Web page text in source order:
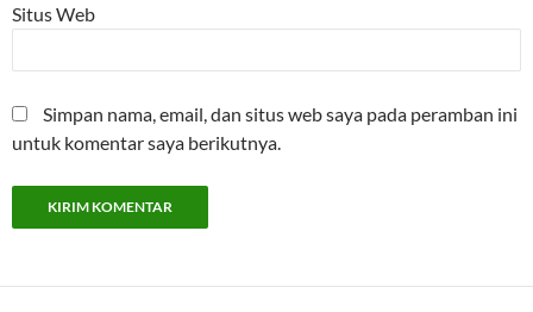
Situs Web
Simpan nama, email, dan situs web saya pada peramban ini
untuk komentar saya berikutnya.